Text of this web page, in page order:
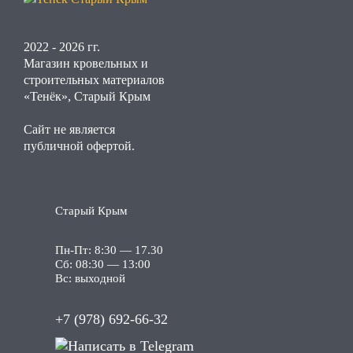
2022 - 2026 гг.
Магазин кровельных и
строительных материалов
«Тенёк», Старый Крым
Сайт не является
публичной офертой.
Старый Крым
Пн-Пт: 8:30 — 17.30
Сб: 08:30 — 13:00
Вс: выходной
+7 (978) 692-66-32